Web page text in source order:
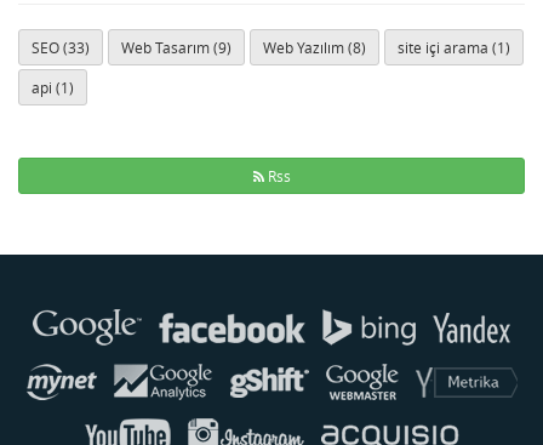
SEO (33) Web Tasarım (9) Web Yazılım (8) site içi arama (1)
api (1)
Rss
Genellikle anında yanıt verir